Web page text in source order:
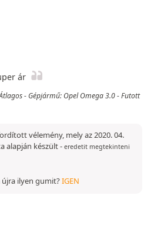
ár
- Gépjármű: Opel Omega 3.0 - Futott
vélemény, mely az 2020. 04.
alapján készült- eredetit megtekinteni
újra ilyen gumit?IGEN